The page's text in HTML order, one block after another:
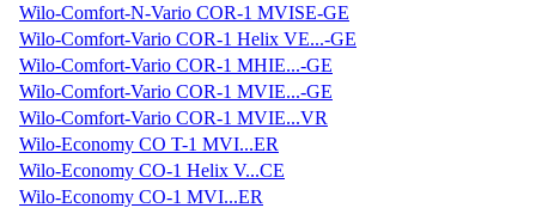
Wilo-Comfort-N-Vario COR-1 MVISE-GE
Wilo-Comfort-Vario COR-1 Helix VE...-GE
Wilo-Comfort-Vario COR-1 MHIE...-GE
Wilo-Comfort-Vario COR-1 MVIE...-GE
Wilo-Comfort-Vario COR-1 MVIE...VR
Wilo-Economy CO T-1 MVI...ER
Wilo-Economy CO-1 Helix V...CE
Wilo-Economy CO-1 MVI...ER